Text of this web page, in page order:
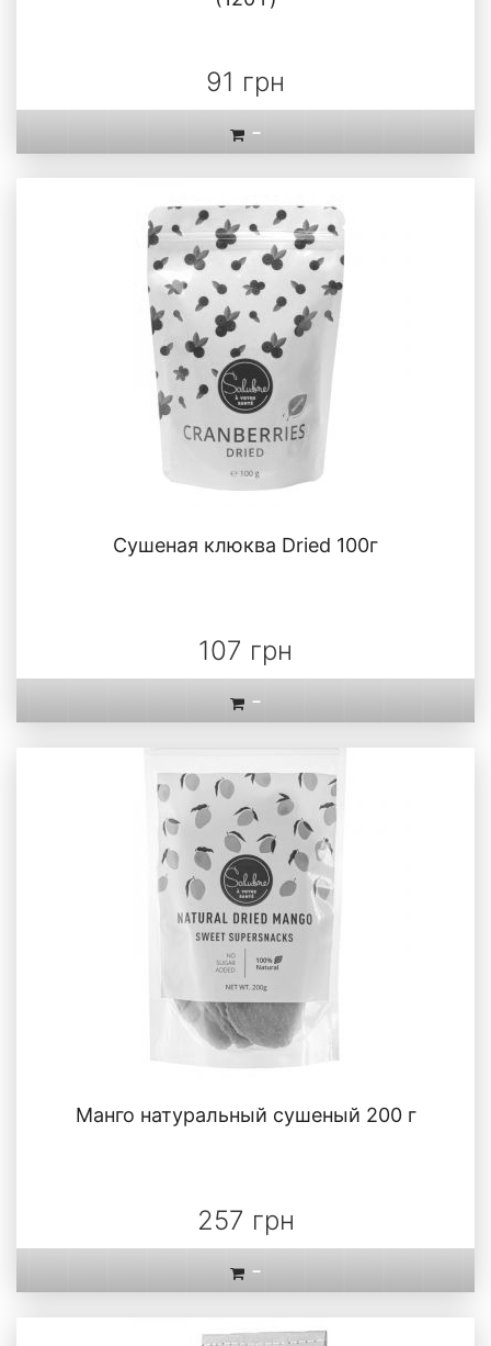
91 грн
-
Сушеная клюква Dried 100г
107 грн
-
Манго натуральный сушеный 200 г
257 грн
-